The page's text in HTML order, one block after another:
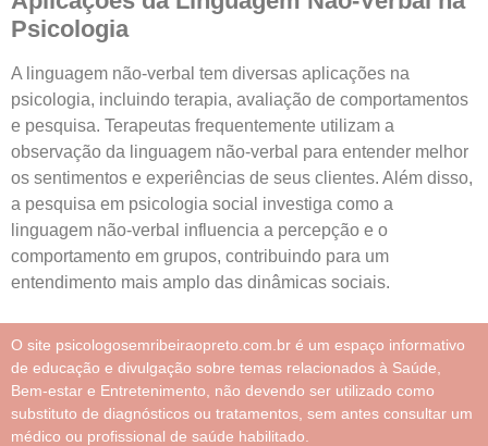
Psicologia
A linguagem não-verbal tem diversas aplicações na
psicologia, incluindo terapia, avaliação de comportamentos
e pesquisa. Terapeutas frequentemente utilizam a
observação da linguagem não-verbal para entender melhor
os sentimentos e experiências de seus clientes. Além disso,
a pesquisa em psicologia social investiga como a
linguagem não-verbal influencia a percepção e o
comportamento em grupos, contribuindo para um
entendimento mais amplo das dinâmicas sociais.
O site psicologosemribeiraopreto.com.br é um espaço informativo
de educação e divulgação sobre temas relacionados à Saúde,
Bem-estar e Entretenimento, não devendo ser utilizado como
substituto de diagnósticos ou tratamentos, sem antes consultar um
médico ou profissional de saúde habilitado.